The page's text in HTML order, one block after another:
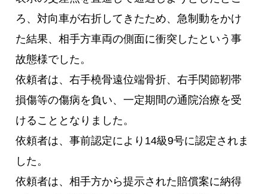
ろ、対向車が右折してきたため、急制動をかけ
た結果、相手方車両の側面に衝突したという事
故態様でした。
依頼者は、右手橈骨遠位端骨折、右手関節靭帯
損傷等の傷病を負い、一定期間の通院治療を受
けることとなりました。
依頼者は、事前認定により14級9号に認定されま
した。
依頼者は、相手方から提示された賠償案に納得